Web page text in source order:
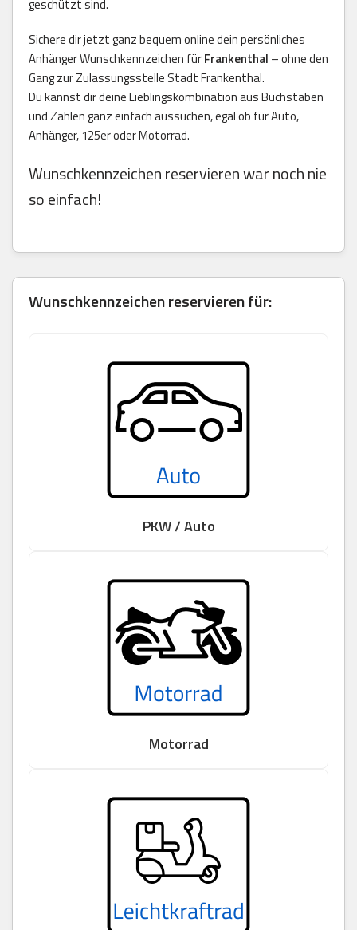
geschützt sind.
Sichere dir jetzt ganz bequem online dein persönliches
Anhänger Wunschkennzeichen fürFrankenthal – ohne den
Gang zur Zulassungsstelle Stadt Frankenthal.
Du kannst dir deine Lieblingskombination aus Buchstaben
und Zahlen ganz einfach aussuchen, egal ob für Auto,
Anhänger, 125er oder Motorrad.
Wunschkennzeichen reservieren war noch nie
so einfach!
Wunschkennzeichen reservieren für:
PKW / Auto
Motorrad